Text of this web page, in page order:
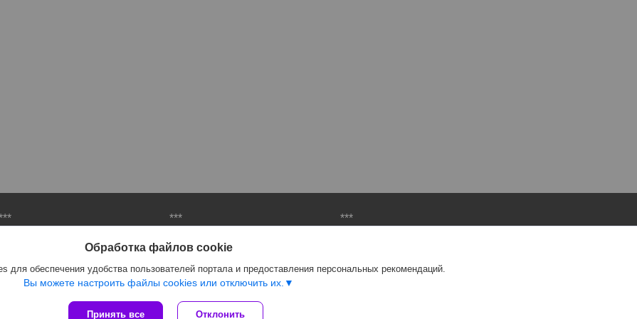
Шиномонтажное оборудование
***
Организация рабочего места
Автосервисное оборудование
***
Вулканизаторы и комплектующие
Сайт создан на платформе Deal.by
Обработка файлов cookie
обеспечения удобства пользователей портала и предоставления персональных рекомендаций.
Вы можете настроить файлы cookies или отключить их.
Принять все Отклонить